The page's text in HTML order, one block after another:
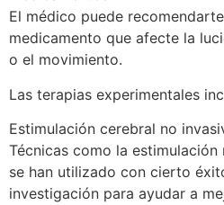
El médico puede
medicamento que afecte la
o el movimiento.
Las terapias experimentales
Estimulación cerebral no
Técnicas como la
se han utilizado con cierto
investigación para ayudar a